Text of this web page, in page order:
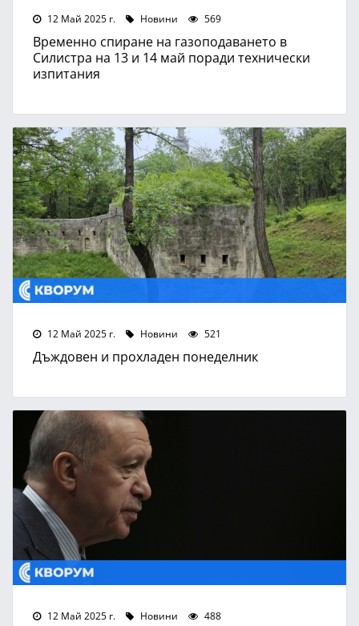
12 Май 2025 г. Новини 569
Временно спиране на газоподаването в
Силистра на 13 и 14 май поради технически
изпитания
12 Май 2025 г. Новини 521
Дъждовен и прохладен понеделник
12 Май 2025 г. Новини 488